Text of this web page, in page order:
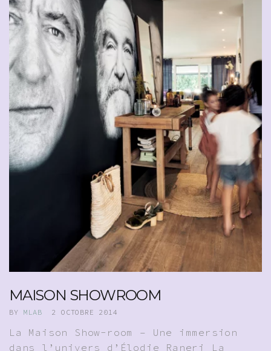
MAISON SHOWROOM
BY MLAB 2 OCTOBRE 2014
La Maison Show-room – Une immersion
dans l’univers d’Élodie Raneri La